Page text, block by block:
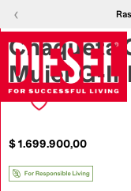
‹‹
Chaqueta
Mujer G-
$1.699.900,00